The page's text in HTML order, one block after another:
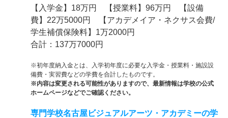
【入学金】18万円 【授業料】96万円 【設備
費】22万5000円 【アカデメイア・ネクサス会費/
学生補償保険料】1万2000円
合計：137万7000円
※初年度納入金とは、入学初年度に必要な入学金・授業料・施設設
備費・実習費などの学費を合計したものです。
※内容は変更される可能性がありますので、最新情報は学校の公式
ホームページなどでご確認ください。
専門学校名古屋ビジュアルアーツ・アカデミーの学